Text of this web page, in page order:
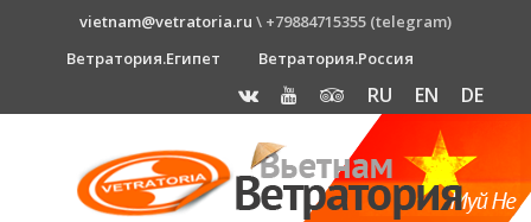
vietnam@vetratoria.ru \ +79884715355 (telegram)
Ветратория.Египет
Ветратория.Россия
RU EN DE